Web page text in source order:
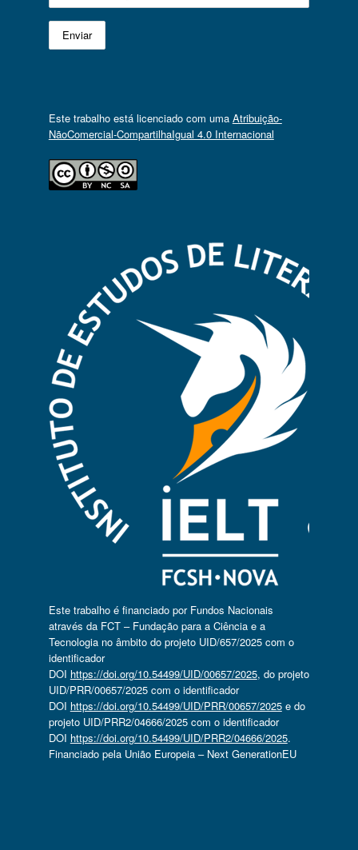
Este trabalho está licenciado com uma Atribuição-
NãoComercial-CompartilhaIgual 4.0 Internacional
Este trabalho é financiado por Fundos Nacionais
através da FCT – Fundação para a Ciência e a
Tecnologia no âmbito do projeto UID/657/2025 com o
identificador
DOI https://doi.org/10.54499/UID/00657/2025, do projeto
UID/PRR/00657/2025 com o identificador
DOI https://doi.org/10.54499/UID/PRR/00657/2025e do
projeto UID/PRR2/04666/2025 com o identificador
DOI https://doi.org/10.54499/UID/PRR2/04666/2025.
Financiado pela União Europeia – Next GenerationEU